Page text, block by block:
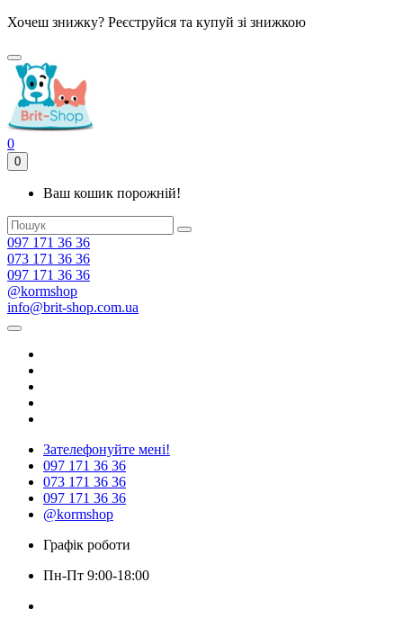
Хочеш знижку? Реєструйся та купуй зі знижкою
0
0
Ваш кошик порожній!
097 171 36 36
073 171 36 36
097 171 36 36
@kormshop
info@brit-shop.com.ua
Зателефонуйте мені!
097 171 36 36
073 171 36 36
097 171 36 36
@kormshop
Графік роботи
Пн-Пт 9:00-18:00